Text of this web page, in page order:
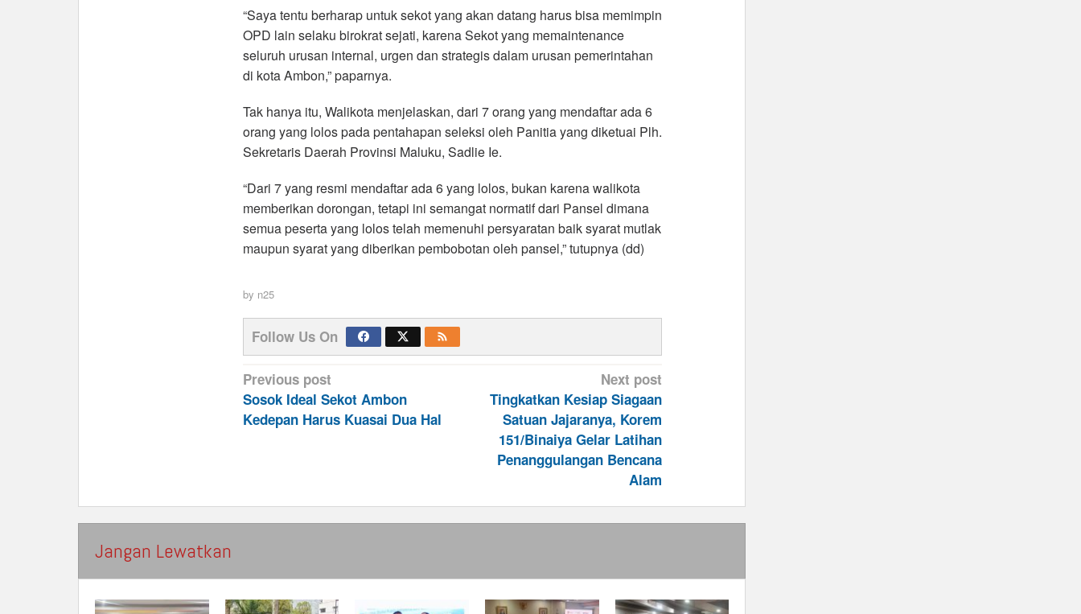
“Saya tentu berharap untuk sekot yang akan datang harus bisa memimpin
OPD lain selaku birokrat sejati, karena Sekot yang memaintenance
seluruh urusan internal, urgen dan strategis dalam urusan pemerintahan
di kota Ambon,” paparnya.
Tak hanya itu, Walikota menjelaskan, dari 7 orang yang mendaftar ada 6
orang yang lolos pada pentahapan seleksi oleh Panitia yang diketuai Plh.
Sekretaris Daerah Provinsi Maluku, Sadlie Ie.
“Dari 7 yang resmi mendaftar ada 6 yang lolos, bukan karena walikota
memberikan dorongan, tetapi ini semangat normatif dari Pansel dimana
semua peserta yang lolos telah memenuhi persyaratan baik syarat mutlak
maupun syarat yang diberikan pembobotan oleh pansel,” tutupnya (dd)
by n25
Follow Us On
Post
navigation
Previous post
Sosok Ideal Sekot Ambon
Kedepan Harus Kuasai Dua Hal
Next post
Tingkatkan Kesiap Siagaan
Satuan Jajaranya, Korem
151/Binaiya Gelar Latihan
Penanggulangan Bencana
Alam
Jangan Lewatkan